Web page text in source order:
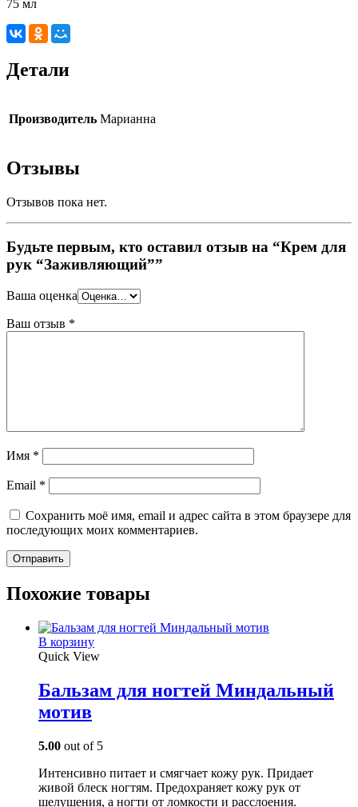
75 мл
Детали
Производитель Марианна
Отзывы
Отзывов пока нет.
Будьте первым, кто оставил отзыв на “Крем для
рук “Заживляющий””
Ваша оценка
Ваш отзыв *
Имя *
Email *
Сохранить моё имя, email и адрес сайта в этом браузере для
последующих моих комментариев.
Похожие товары
В корзину
Quick View
Бальзам для ногтей Миндальный
мотив
5.00 out of 5
Интенсивно питает и смягчает кожу рук. Придает
живой блеск ногтям. Предохраняет кожу рук от
шелушения, а ногти от ломкости и расслоения.